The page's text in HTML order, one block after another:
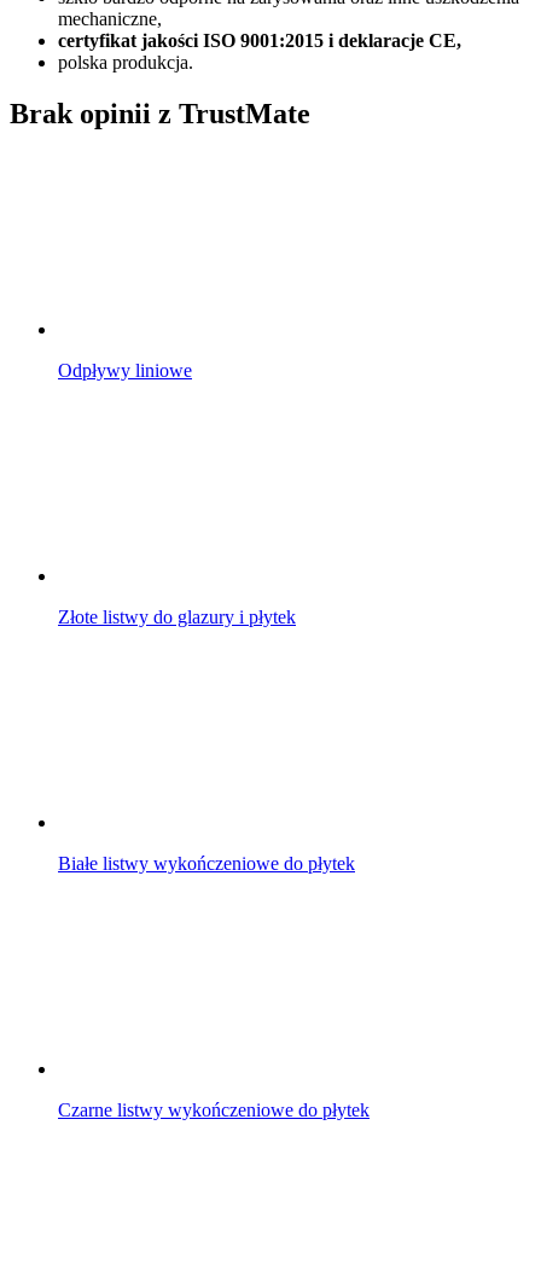
mechaniczne,
certyfikat jakości ISO 9001:2015 i deklaracje CE,
polska produkcja.
Brak opinii z TrustMate
Odpływy liniowe
Złote listwy do glazury i płytek
Białe listwy wykończeniowe do płytek
Czarne listwy wykończeniowe do płytek